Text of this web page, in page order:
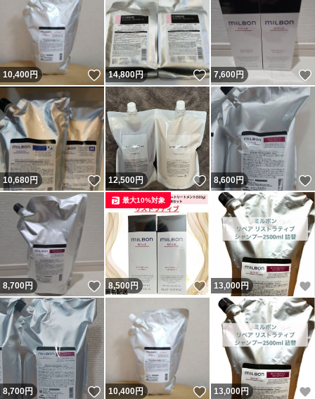
10,400円 いいね！
14,800円 いいね！
7,600円
10,680円 いいね！
12,500円 いいね！
8,600円
8,700円 いいね！
8,500円 いいね！
最大10%対象
13,000円
8,700円 いいね！
10,400円 いいね！
13,000円